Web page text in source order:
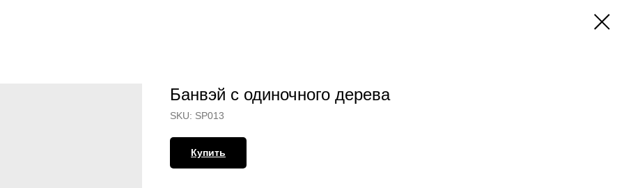
Банвэй с одиночного дерева
SKU: SP013
Купить